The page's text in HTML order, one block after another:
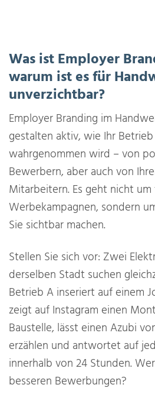
Was ist Employer
warum ist es für
unverzichtbar?
Employer Branding im
gestalten aktiv, wie Ihr
wahrgenommen wird – von
Bewerbern, aber auch von
Mitarbeitern. Es geht nicht
Werbekampagnen, sondern
Sie sichtbar machen.
Stellen Sie sich vor: Zwei
derselben Stadt suchen
Betrieb A inseriert auf einem
zeigt auf Instagram einen
Baustelle, lässt einen Azubi
erzählen und antwortet auf
innerhalb von 24 Stunden.
besseren Bewerbungen?